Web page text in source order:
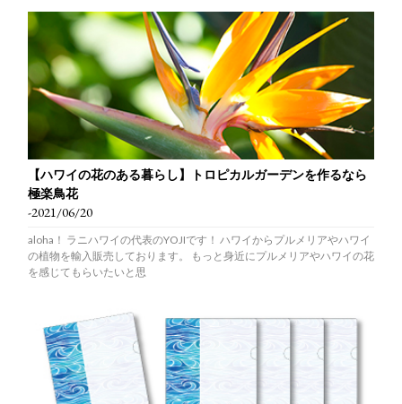
【ハワイの花のある暮らし】トロピカルガーデンを作るなら
極楽鳥花
-2021/06/20
aloha！ ラニハワイの代表のYOJIです！ ハワイからプルメリアやハワイ
の植物を輸入販売しております。 もっと身近にプルメリアやハワイの花
を感じてもらいたいと思